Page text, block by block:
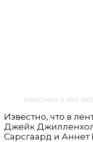
КРИСТИАН БЭЙЛ.
Известно, что в
Джейк
Сарсгаард и Аннет